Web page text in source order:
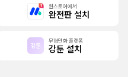
원스토어에서
완전판 설치
무협만화 플랫폼
강툰 설치